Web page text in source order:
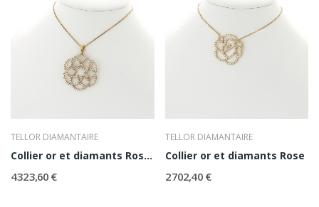
TELLOR DIAMANTAIRE
Collier or et diamants Rosace
4 323,60 €
TELLOR DIAMANTAIRE
Collier or et diamants Rose
2 702,40 €